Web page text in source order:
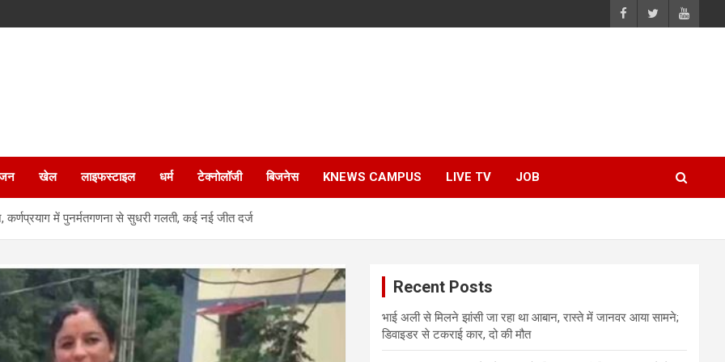
खेल लाइफस्टाइल धर्म टेक्नोलॉजी बिजनेस KNEWS CAMPUS LIVE TV JOB
कर्णप्रयाग में पुनर्मतगणना से सुधरी गलती, कई नई जीत दर्ज
Recent Posts
भाई अली से मिलने झांसी जा रहा था आबान, रास्ते में जानवर आया सामने;
डिवाइडर से टकराई कार, दो की मौत